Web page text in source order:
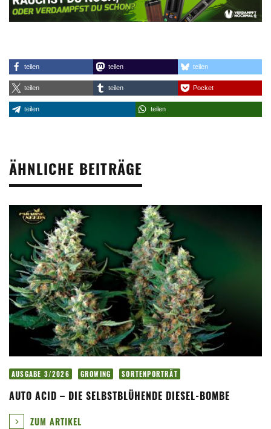
teilen teilen teilen
teilen teilen Pocket
teilen teilen
ÄHNLICHE BEITRÄGE
AUSGABE 3/2026 GROWING SORTENPORTRÄT
AUTO ACID – DIE SELBSTBLÜHENDE DIESEL-BOMBE
ZUM ARTIKEL